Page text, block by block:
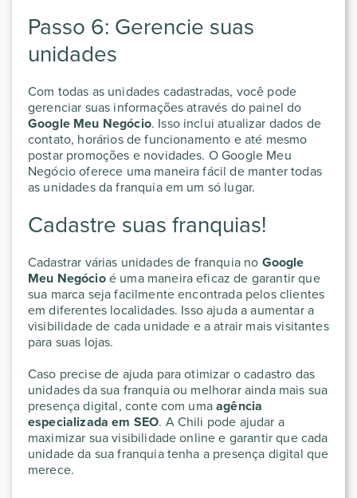
Passo 6: Gerencie suas
unidades
Com todas as unidades cadastradas, você pode
gerenciar suas informações através do painel do
Google Meu Negócio. Isso inclui atualizar dados de
contato, horários de funcionamento e até mesmo
postar promoções e novidades. O Google Meu
Negócio oferece uma maneira fácil de manter todas
as unidades da franquia em um só lugar.
Cadastre suas franquias!
Cadastrar várias unidades de franquia no Google
Meu Negócioé uma maneira eficaz de garantir que
sua marca seja facilmente encontrada pelos clientes
em diferentes localidades. Isso ajuda a aumentar a
visibilidade de cada unidade e a atrair mais visitantes
para suas lojas.
Caso precise de ajuda para otimizar o cadastro das
unidades da sua franquia ou melhorar ainda mais sua
presença digital, conte com umaagência
especializada em SEO. A Chili pode ajudar a
maximizar sua visibilidade online e garantir que cada
unidade da sua franquia tenha a presença digital que
merece.